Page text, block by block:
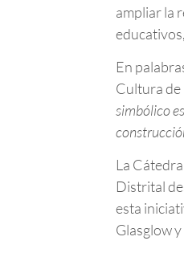
ampliar la
En
Cultura de
simbólico
La
Distrital
esta
Glasglow